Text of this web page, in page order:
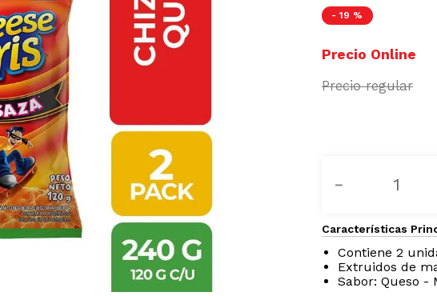
- 19 %
－
Características
Contiene 2
Extruidos de
Sabor: Queso -